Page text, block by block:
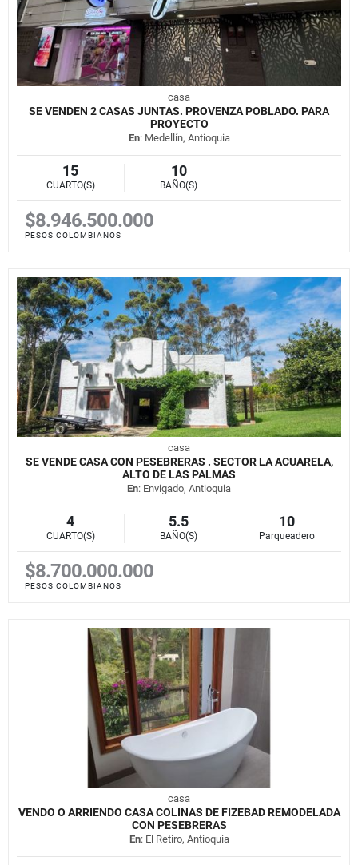
casa
SE VENDEN 2 CASAS JUNTAS. PROVENZA POBLADO. PARA
PROYECTO
En: Medellín, Antioquia
15
CUARTO(S)
10
BAÑO(S)
$8.946.500.000
PESOS COLOMBIANOS
casa
SE VENDE CASA CON PESEBRERAS . SECTOR LA ACUARELA,
ALTO DE LAS PALMAS
En: Envigado, Antioquia
4
CUARTO(S)
5.5
BAÑO(S)
10
Parqueadero
$8.700.000.000
PESOS COLOMBIANOS
casa
VENDO O ARRIENDO CASA COLINAS DE FIZEBAD REMODELADA
CON PESEBRERAS
En: El Retiro, Antioquia